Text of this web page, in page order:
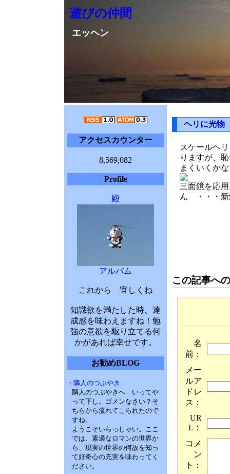
遊びの仲間
エッヘン
アクセスカウンター
8,569,082
Profile
殿
アルバム
これから 宜しくね
知識欲を満たした時、達
成感を味わえますね！勉
強の意欲を駆り立てる何
かがあれば幸せです。
お勧めBLOG
・隣人のつぶやき
隣人のつぶやきへ いってや
って下し。ゴメンなさい？そ
ちらから流れてこられたので
すね。
ようこそいらっしゃい。ここ
では、素適なロマンの世界か
ら、現実の世界の何故を知っ
て好奇心の充実を味わってく
ださい。
ヘリに光物
スケールヘ
りますが、
まくいくか
三面鏡を応
ん ・・・新
この記事へ
名
前：
メー
ルア
ドレ
ス：
UR
L：
コメ
ン
ト：